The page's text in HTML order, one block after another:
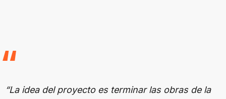
“La idea del proyecto es terminar las obras de la